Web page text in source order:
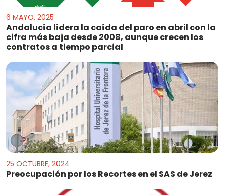
6 MAYO, 2025
Andalucía lidera la caída del paro en abril con la
cifra más baja desde 2008, aunque crecen los
contratos a tiempo parcial
25 OCTUBRE, 2024
Preocupación por los Recortes en el SAS de Jerez